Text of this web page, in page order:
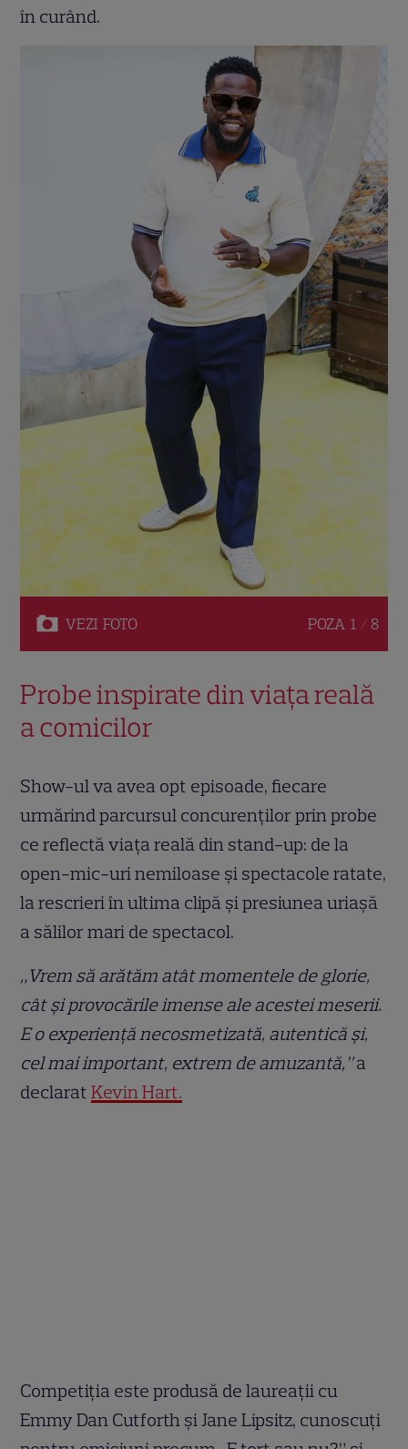
în curând.
VEZI FOTO POZA 1 / 8
Probe inspirate din viața reală
a comicilor
Show-ul va avea opt episoade, fiecare
urmărind parcursul concurenților prin probe
ce reflectă viața reală din stand-up: de la
open-mic-uri nemiloase și spectacole ratate,
la rescrieri în ultima clipă și presiunea uriașă
a sălilor mari de spectacol.
„Vrem să arătăm atât momentele de glorie,
cât și provocările imense ale acestei meserii.
E o experiență necosmetizată, autentică și,
cel mai important, extrem de amuzantă,”a
declaratKevin Hart.
Competiția este produsă de laureații cu
Emmy Dan Cutforth și Jane Lipsitz, cunoscuți